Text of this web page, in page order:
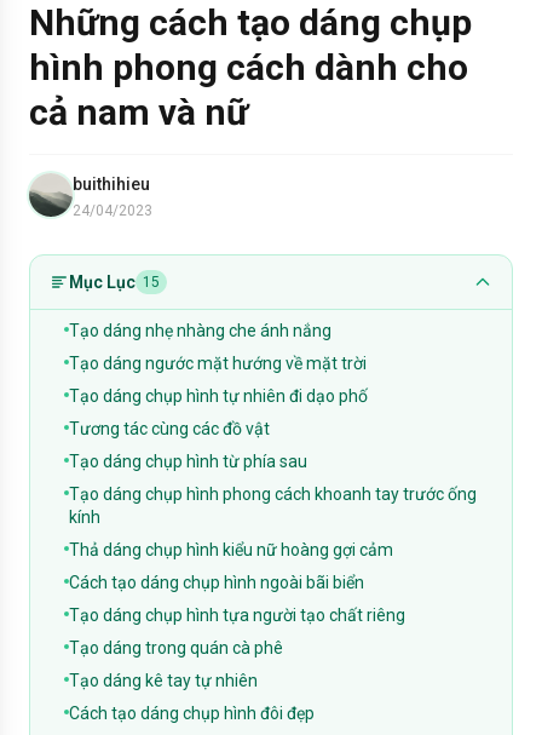
Những cách tạo dáng chụp
hình phong cách dành cho
cả nam và nữ
buithihieu
24/04/2023
Mục Lục 15
Tạo dáng nhẹ nhàng che ánh nắng
Tạo dáng ngước mặt hướng về mặt trời
Tạo dáng chụp hình tự nhiên đi dạo phố
Tương tác cùng các đồ vật
Tạo dáng chụp hình từ phía sau
Tạo dáng chụp hình phong cách khoanh tay trước ống
kính
Thả dáng chụp hình kiểu nữ hoàng gợi cảm
Cách tạo dáng chụp hình ngoài bãi biển
Tạo dáng chụp hình tựa người tạo chất riêng
Tạo dáng trong quán cà phê
Tạo dáng kê tay tự nhiên
Cách tạo dáng chụp hình đôi đẹp